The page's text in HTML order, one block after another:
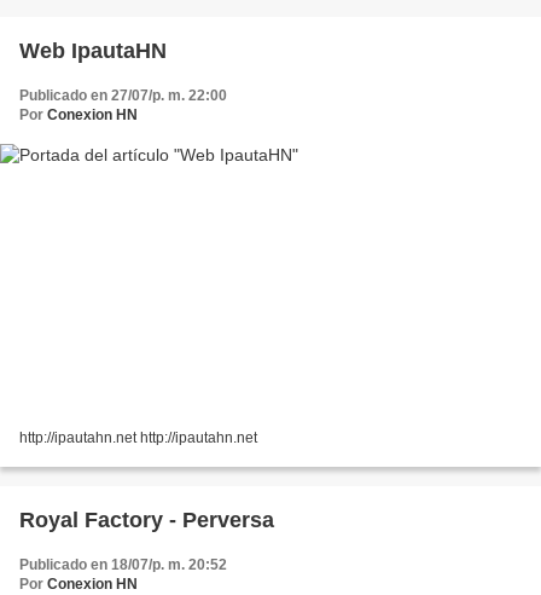
Web IpautaHN
Publicado en 27/07/p. m. 22:00
Por Conexion HN
http://ipautahn.net http://ipautahn.net
Royal Factory - Perversa
Publicado en 18/07/p. m. 20:52
Por Conexion HN